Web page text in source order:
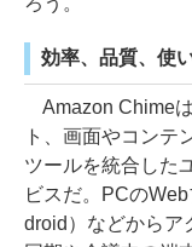
効率、品質、使
Amazon Chime
ト、画面やコンテ
ツールを統合した
ビスだ。PCの
droid）などからア